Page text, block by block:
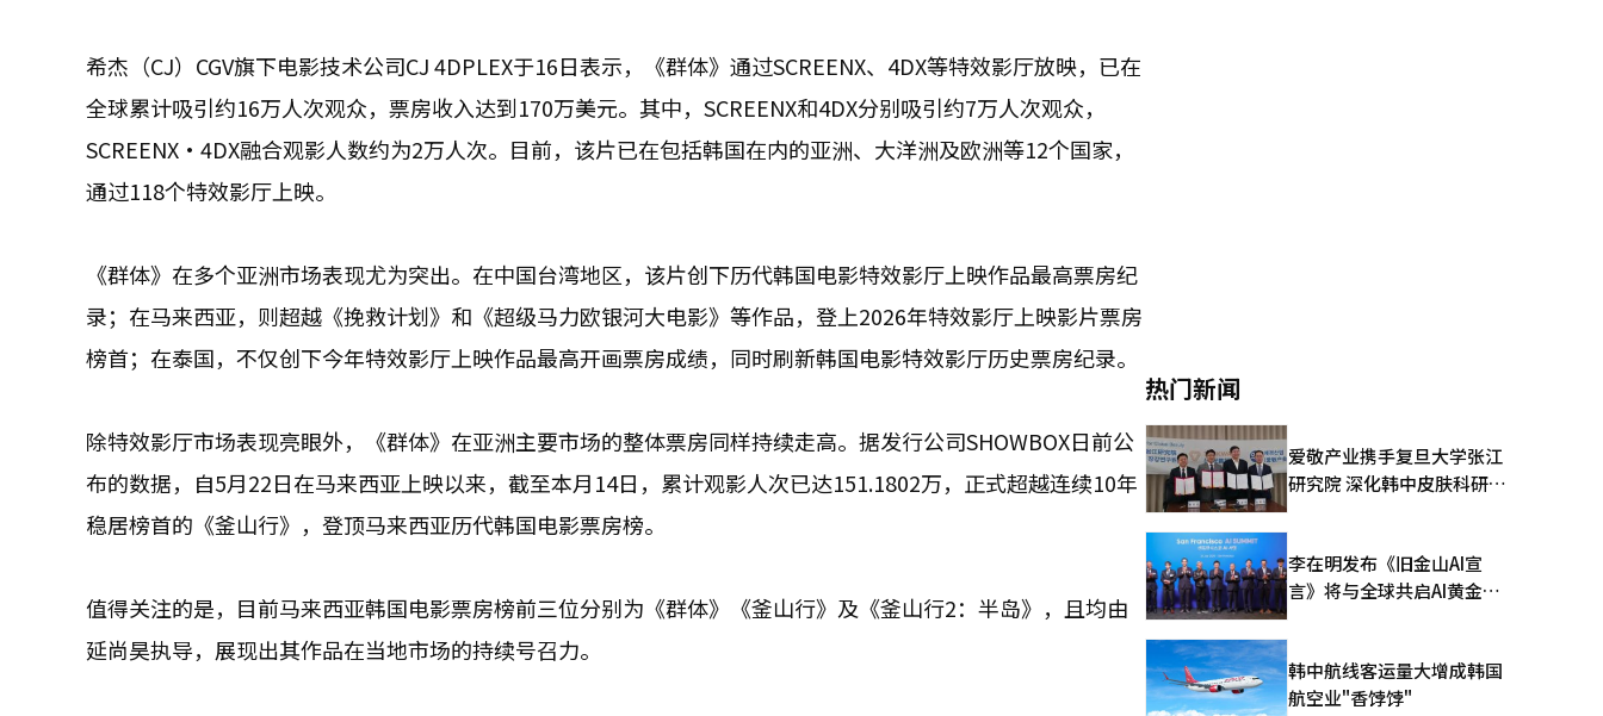
希杰（CJ）CGV旗下电影技术公司CJ 4DPLEX于16日表示，《群体》通过SCREENX、4DX等特效影厅放映，已在
全球累计吸引约16万人次观众，票房收入达到170万美元。其中，SCREENX和4DX分别吸引约7万人次观众，
SCREENX·4DX融合观影人数约为2万人次。目前，该片已在包括韩国在内的亚洲、大洋洲及欧洲等12个国家，
通过118个特效影厅上映。
《群体》在多个亚洲市场表现尤为突出。在中国台湾地区，该片创下历代韩国电影特效影厅上映作品最高票房纪
录；在马来西亚，则超越《挽救计划》和《超级马力欧银河大电影》等作品，登上2026年特效影厅上映影片票房
榜首；在泰国，不仅创下今年特效影厅上映作品最高开画票房成绩，同时刷新韩国电影特效影厅历史票房纪录。
除特效影厅市场表现亮眼外，《群体》在亚洲主要市场的整体票房同样持续走高。据发行公司SHOWBOX日前公
布的数据，自5月22日在马来西亚上映以来，截至本月14日，累计观影人次已达151.1802万，正式超越连续10年
稳居榜首的《釜山行》，登顶马来西亚历代韩国电影票房榜。
值得关注的是，目前马来西亚韩国电影票房榜前三位分别为《群体》《釜山行》及《釜山行2：半岛》，且均由
延尚昊执导，展现出其作品在当地市场的持续号召力。
热门新闻
爱敬产业携手复旦大学张江
研究院 深化韩中皮肤科研合
李在明发布《旧金山AI宣
言》将与全球共启AI黄金时
韩中航线客运量大增成韩国
航空业"香饽饽"